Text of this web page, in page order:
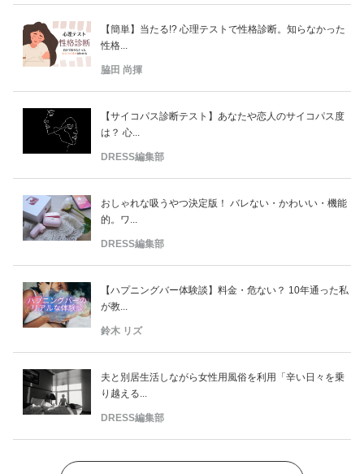
【簡単】当たる!? 心理テストで性格診断。知らなかった
性格...
脇田 尚揮
【サイコパス診断テスト】あなたや恋人のサイコパス度
は？ 心...
DRESS編集部
おしゃれな吸うやつ決定版！ バレない・かわいい・機能
的。ワ...
DRESS編集部
【ハプニングバー体験談】料金・危ない？ 10年通った私
が教...
鈴木 リズ
夫と別居生活しながら女性用風俗を利用「辛い日々を乗
り越える...
DRESS編集部